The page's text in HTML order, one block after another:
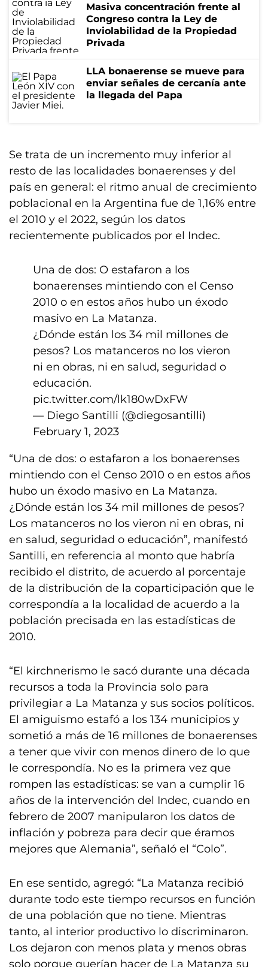
Masiva concentración frente al
Congreso contra la Ley de
Inviolabilidad de la Propiedad
Privada
LLA bonaerense se mueve para
enviar señales de cercanía ante
la llegada del Papa
Se trata de un incremento muy inferior al
resto de las localidades bonaerenses y del
país en general: el ritmo anual de crecimiento
poblacional en la Argentina fue de 1,16% entre
el 2010 y el 2022, según los datos
recientemente publicados por el Indec.
Una de dos: O estafaron a los
bonaerenses mintiendo con el Censo
2010 o en estos años hubo un éxodo
masivo en La Matanza.
¿Dónde están los 34 mil millones de
pesos? Los matanceros no los vieron
ni en obras, ni en salud, seguridad o
educación.
pic.twitter.com/lk180wDxFW
— Diego Santilli (@diegosantilli)
February 1, 2023
“Una de dos: o estafaron a los bonaerenses
mintiendo con el Censo 2010 o en estos años
hubo un éxodo masivo en La Matanza.
¿Dónde están los 34 mil millones de pesos?
Los matanceros no los vieron ni en obras, ni
en salud, seguridad o educación”, manifestó
Santilli, en referencia al monto que habría
recibido el distrito, de acuerdo al porcentaje
de la distribución de la coparticipación que le
correspondía a la localidad de acuerdo a la
población precisada en las estadísticas de
2010.
“El kirchnerismo le sacó durante una década
recursos a toda la Provincia solo para
privilegiar a La Matanza y sus socios políticos.
El amiguismo estafó a los 134 municipios y
sometió a más de 16 millones de bonaerenses
a tener que vivir con menos dinero de lo que
le correspondía. No es la primera vez que
rompen las estadísticas: se van a cumplir 16
años de la intervención del Indec, cuando en
febrero de 2007 manipularon los datos de
inflación y pobreza para decir que éramos
mejores que Alemania”, señaló el “Colo”.
En ese sentido, agregó: “La Matanza recibió
durante todo este tiempo recursos en función
de una población que no tiene. Mientras
tanto, al interior productivo lo discriminaron.
Los dejaron con menos plata y menos obras
solo porque querían hacer de La Matanza su